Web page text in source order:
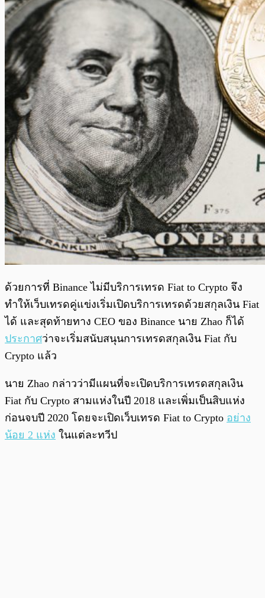
ด้วยการที่ Binance ไม่มีบริการเทรด Fiat to Crypto จึง
ทำให้เว็บเทรดคู่แข่งเริ่มเปิดบริการเทรดด้วยสกุลเงิน Fiat
ได้ และสุดท้ายทาง CEO ของ Binance นาย Zhao ก็ได้
ประกาศว่าจะเริ่มสนับสนุนการเทรดสกุลเงิน Fiat กับ
Crypto แล้ว
นาย Zhao กล่าวว่ามีแผนที่จะเปิดบริการเทรดสกุลเงิน
Fiat กับ Crypto สามแห่งในปี 2018 และเพิ่มเป็นสิบแห่ง
ก่อนจบปี 2020 โดยจะเปิดเว็บเทรด Fiat to Crypto อย่าง
น้อย 2 แห่ง ในแต่ละทวีป